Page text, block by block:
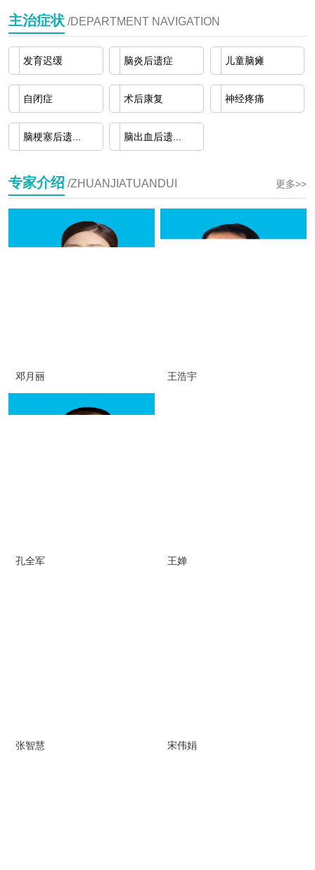
主治症状 /DEPARTMENT NAVIGATION
发育迟缓 脑炎后遗症 儿童脑瘫
自闭症 术后康复 神经疼痛
脑梗塞后遗... 脑出血后遗...
专家介绍 /ZHUANJIATUANDUI 更多>>
邓月丽 王浩宇
孔全军 王婵
张智慧 宋伟娟